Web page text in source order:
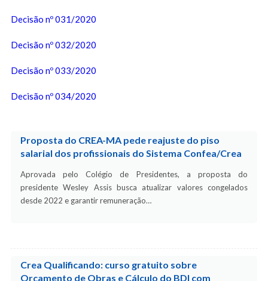
Decisão nº 031/2020
Decisão nº 032/2020
Decisão nº 033/2020
Decisão nº 034/2020
Proposta do CREA-MA pede reajuste do piso
salarial dos profissionais do Sistema Confea/Crea
Aprovada pelo Colégio de Presidentes, a proposta do
presidente Wesley Assis busca atualizar valores congelados
desde 2022 e garantir remuneração…
Crea Qualificando: curso gratuito sobre
Orçamento de Obras e Cálculo do BDI com